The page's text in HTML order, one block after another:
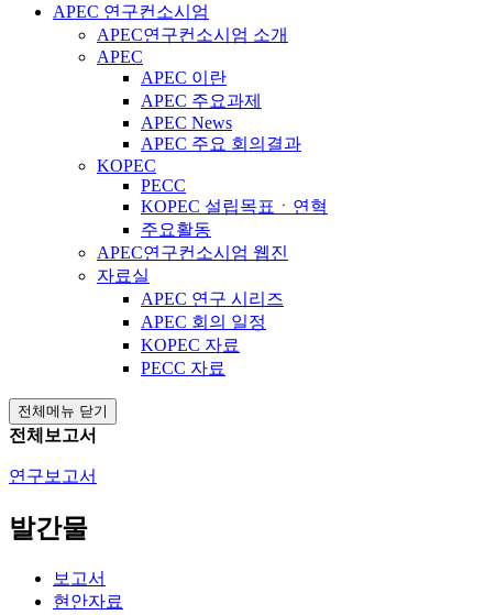
APEC 연구컨소시엄
APEC연구컨소시엄 소개
APEC
APEC 이란
APEC 주요과제
APEC News
APEC 주요 회의결과
KOPEC
PECC
KOPEC 설립목표ㆍ연혁
주요활동
APEC연구컨소시엄 웹진
자료실
APEC 연구 시리즈
APEC 회의 일정
KOPEC 자료
PECC 자료
전체메뉴 닫기
전체보고서
연구보고서
발간물
보고서
현안자료